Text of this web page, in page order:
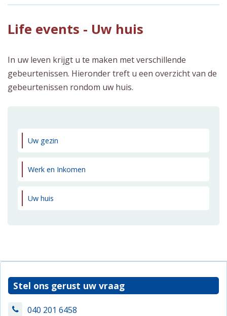
Life events - Uw huis
In uw leven krijgt u te maken met verschillende
gebeurtenissen. Hieronder treft u een overzicht van de
gebeurtenissen rondom uw huis.
Uw gezin
Werk en Inkomen
Uw huis
Stel ons gerust uw vraag
040 201 6458